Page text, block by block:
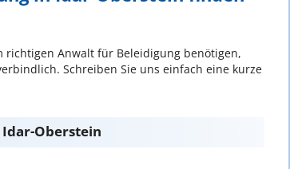
richtigen Anwalt für Beleidigung benötigen,
Schreiben Sie uns einfach eine kurze
Oberstein